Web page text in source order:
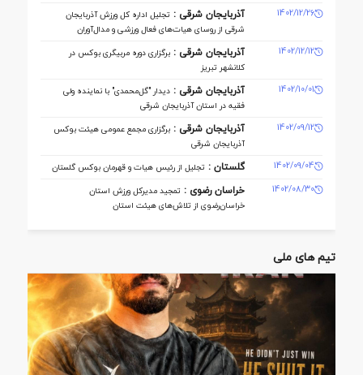
1402/12/26
آذربایجان شرقی : تجلیل اداره کل ورزش آذربایجان
‌شرقی از روسای هیات‌های فعال ورزشی و مدال‌آوران
1402/12/12
آذربایجان شرقی : برگزاری دوره مربیگری بوکس در
کلانشهر تبریز
1402/10/01
آذربایجان شرقی : دیدار "گل‌محمدی" با نماینده ولی
فقیه در استان آذربایجان شرقی
1402/09/12
آذربایجان شرقی : برگزاری مجمع عمومی هیئت بوکس
آذربایجان شرقی
1402/09/04
گلستان : تجلیل از رئیس هیات و قهرمان بوکس گلستان
1402/08/30
خراسان رضوی : تمجید مدیرکل ورزش استان
خراسان‌رضوی از تلاش‌های هیئت استان
تیم های ملی